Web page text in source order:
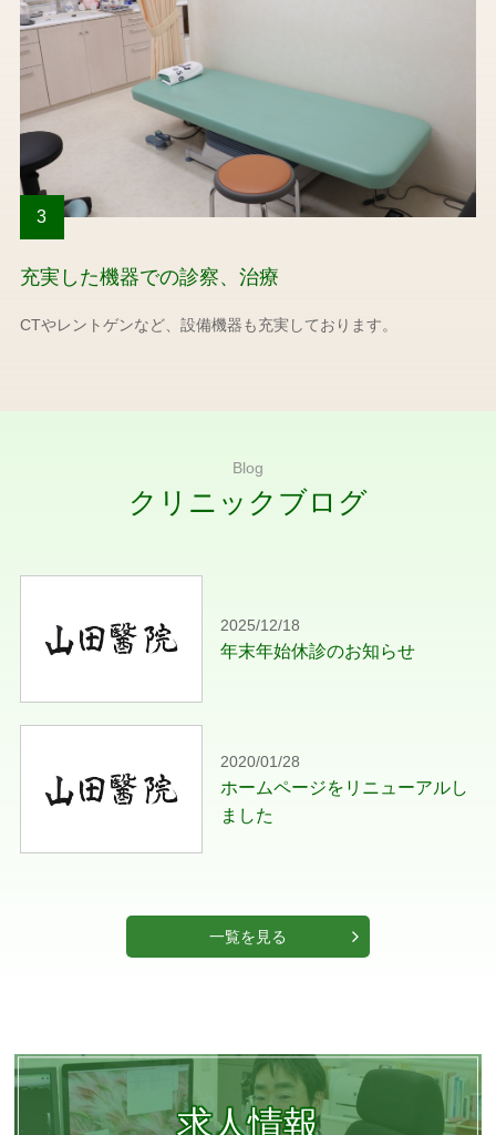
3
充実した機器での診察、治療
CTやレントゲンなど、設備機器も充実しております。
Blog
クリニックブログ
2025/12/18
年末年始休診のお知らせ
2020/01/28
ホームページをリニューアルし
ました
一覧を見る
求人情報